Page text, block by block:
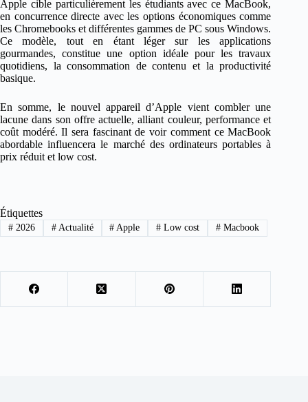
Apple cible particulièrement les étudiants avec ce MacBook,
en concurrence directe avec les options économiques comme
les Chromebooks et différentes gammes de PC sous Windows.
Ce modèle, tout en étant léger sur les applications
gourmandes, constitue une option idéale pour les travaux
quotidiens, la consommation de contenu et la productivité
basique.
En somme, le nouvel appareil d’Apple vient combler une
lacune dans son offre actuelle, alliant couleur, performance et
coût modéré. Il sera fascinant de voir comment ce MacBook
abordable influencera le marché des ordinateurs portables à
prix réduit et low cost.
Étiquettes
#2026 #Actualité # Apple # Low cost # Macbook